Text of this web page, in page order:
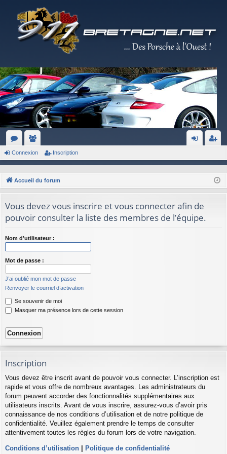
or
m
e
br pti
Connexion Inscription
Accueil du forum
Vous devez vous inscrire et vous connecter afin de
pouvoir consulter la liste des membres de l’équipe.
Nom d’utilisateur :
Mot de passe :
J’ai oublié mon mot de passe
Renvoyer le courriel d’activation
Se souvenir de moi
Masquer ma présence lors de cette session
Inscription
Vous devez être inscrit avant de pouvoir vous connecter. L’inscription est
rapide et vous offre de nombreux avantages. Les administrateurs du
forum peuvent accorder des fonctionnalités supplémentaires aux
utilisateurs inscrits. Avant de vous inscrire, assurez-vous d’avoir pris
connaissance de nos conditions d’utilisation et de notre politique de
confidentialité. Veuillez également prendre le temps de consulter
attentivement toutes les règles du forum lors de votre navigation.
Conditions d’utilisation | Politique de confidentialité